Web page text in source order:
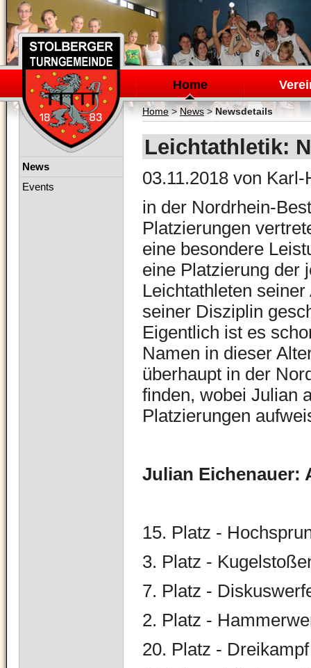
Navigation
überspringen
Home
Home> News>Newsdetails
Leichtathletik:
03.11.2018 von Karl-
in der Nordrhein-
Platzierungen
eine besondere
eine Platzierung der
Leichtathleten
seiner Disziplin
Eigentlich ist es
Namen in dieser
überhaupt in der
finden, wobei Julian
Platzierungen
Julian Eichenauer:
15. Platz -
3. Platz -
7. Platz -
2. Platz -
20. Platz -
Navigation
News
Events